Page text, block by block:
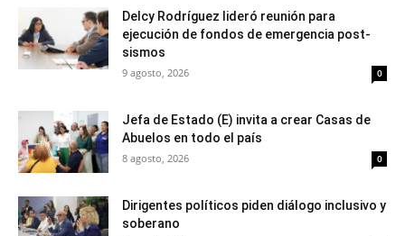
Delcy Rodríguez lideró reunión para
ejecución de fondos de emergencia post-
sismos
9 agosto, 2026 0
Jefa de Estado (E) invita a crear Casas de
Abuelos en todo el país
8 agosto, 2026 0
Dirigentes políticos piden diálogo inclusivo y
soberano